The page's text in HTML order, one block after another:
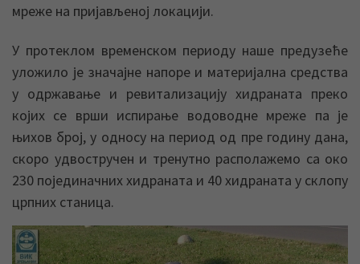
мреже на пријављеној локацији.
У протеклом временском периоду наше предузеће
уложило је значајне напоре и материјална средства
у одржавање и ревитализацију хидраната преко
којих се врши испирање водоводне мреже па је
њихов број, у односу на период од пре годину дана,
скоро удвостручен и тренутно располажемо са око
230 појединачних хидраната и 40 хидраната у склопу
црпних станица.